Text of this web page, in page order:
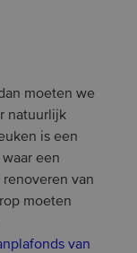
moeten we
natuurlijk
is een
een
van
moeten
van